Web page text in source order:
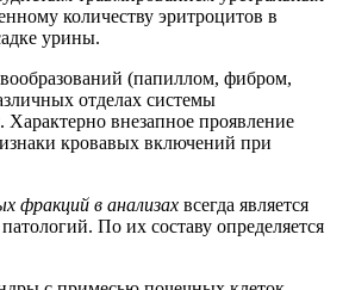
количеству эритроцитов в
урины.
(папиллом, фибром,
отделах системы
Характерно внезапное проявление
кровавых включений при
фракций в анализах всегда является
По их составу определяется